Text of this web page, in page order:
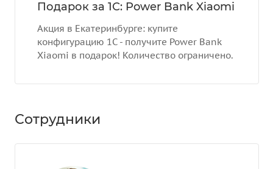
Подарок за 1С: Power Bank Xiaomi
Акция в Екатеринбурге: купите
конфигурацию 1С - получите Power Bank
Xiaomi в подарок! Количество ограничено.
Сотрудники